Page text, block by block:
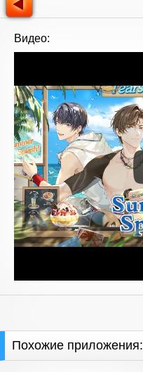
Видео:
Похожие приложения: